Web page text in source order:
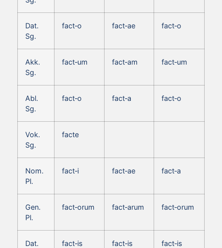
Dat.
Sg.
fact‑o fact‑ae fact‑o
Akk.
Sg.
fact‑um fact‑am fact‑um
Abl.
Sg.
fact‑o fact‑a fact‑o
Vok.
Sg.
facte
Nom.
Pl.
fact‑i fact‑ae fact‑a
Gen.
Pl.
fact‑orum fact‑arum fact‑orum
Dat.
fact‑is fact‑is fact‑is